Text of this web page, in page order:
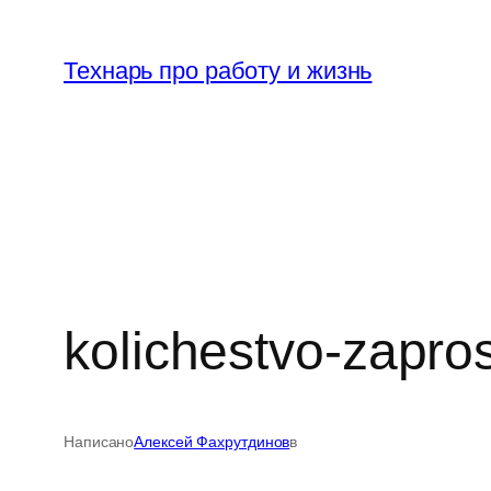
содержимому
Технарь про работу и жизнь
kolichestvo-
НаписаноАлексей Фахрутдиновв